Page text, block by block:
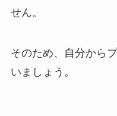
せん。
そのため、自分から
いましょう。